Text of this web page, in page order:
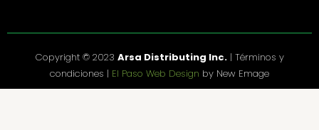
Copyright © 2023 Arsa Distributing Inc.| Términos y
condiciones | El Paso Web Design by New Emage